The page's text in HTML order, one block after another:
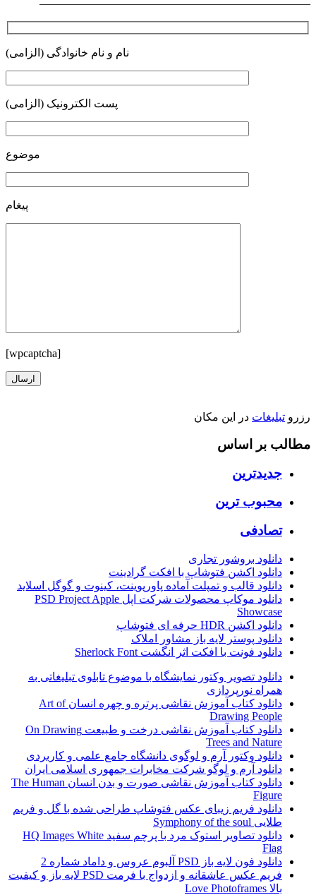
————————————————————————
نام و نام خانوادگی (الزامی)
پست الکترونیک (الزامی)
موضوع
پیغام
[wpcaptcha]
رزرو تبلیغات در این مکان
مطالب بر اساس
جدیدترین
محبوب ترین
تصادفی
دانلود بروشور تجاری
دانلود اکشن فتوشاپ با افکت گرادینت
دانلود قالب و تمپلت آماده پاورپوینت، کینوت و گوگل اسلاید
دانلود موکاپ محصولات شرکت اپل PSD Project Apple
Showcase
دانلود اکشن HDR حرفه ای فتوشاپ
دانلود پوستر لایه باز مشاور املاک
دانلود فونت با افکت اثر انگشت Sherlock Font
دانلود تصویر وکتور نمایشگاه با موضوع تابلوی تبلیغاتی به
همراه نورپردازی
دانلود کتاب آموزش نقاشی پرتره و چهره انسان Art of
Drawing People
دانلود کتاب آموزش نقاشی درخت و طبیعت On Drawing
Trees and Nature
دانلود وکتور آرم و لوگوی دانشگاه جامع علمی و کاربردی
دانلود آرم و لوگو شرکت مخابرات جمهوری اسلامی ایران
دانلود کتاب آموزش نقاشی صورت و بدن انسان The Human
Figure
دانلود فریم زیبای عکس فتوشاپ طراحی شده با گل و فریم
طلایی Symphony of the soul
دانلود تصاویر استوک مرد با پرچم سفید HQ Images White
Flag
دانلود فون لایه باز PSD آلبوم عروس و داماد شماره 2
فریم عکس عاشقانه و ازدواج با فرمت PSD لایه باز و کیفیت
بالا Love Photoframes